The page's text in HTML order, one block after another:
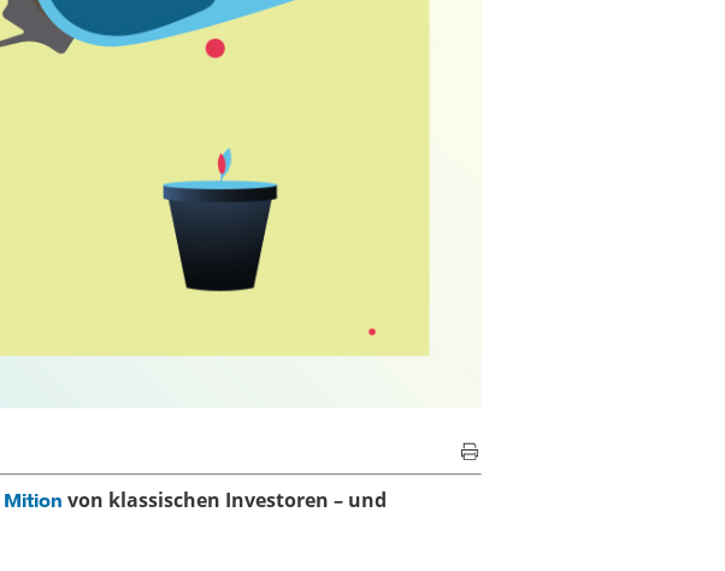
Mition von klassischen Investoren – und